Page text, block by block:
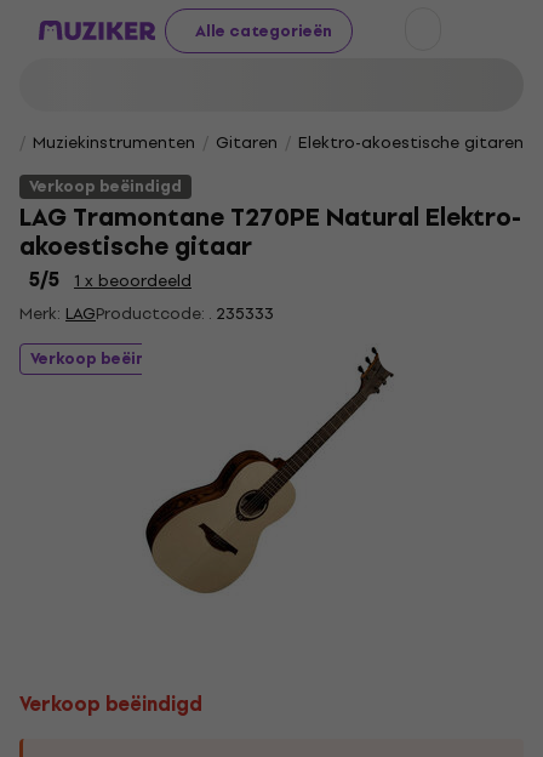
Alle categorieën
Muziekinstrumenten Gitaren
Elektro-akoestische gitaren
Verkoop beëindigd
LAG Tramontane T270PE Natural Elektro-
akoestische gitaar
5/5
1 x beoordeeld
Merk: LAGProductcode: . 235333
Verkoop beëindigd
Verkoop beëindigd